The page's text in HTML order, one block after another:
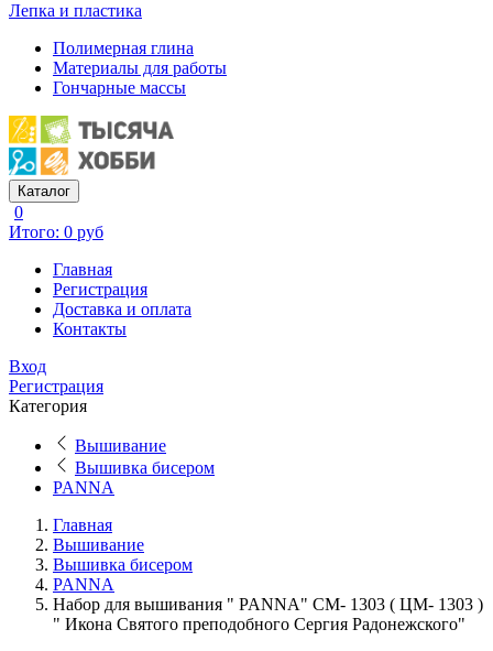
Лепка и пластика
Полимерная глина
Материалы для работы
Гончарные массы
Каталог
0
Итого: 0 руб
Главная
Регистрация
Доставка и оплата
Контакты
Вход
Регистрация
Категория
Вышивание
Вышивка бисером
PANNA
Главная
Вышивание
Вышивка бисером
PANNA
Набор для вышивания " PANNA" CM- 1303 ( ЦМ- 1303 )
" Икона Святого преподобного Сергия Радонежского"